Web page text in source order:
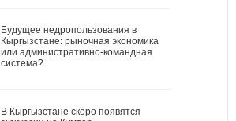
Будущее недропользования в
Кыргызстане: рыночная экономика
или административно-командная
система?
В Кыргызстане скоро появятся